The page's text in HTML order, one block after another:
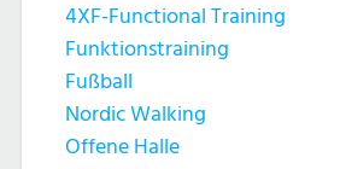
4XF-Functional Training
Funktionstraining
Fußball
Nordic Walking
Offene Halle